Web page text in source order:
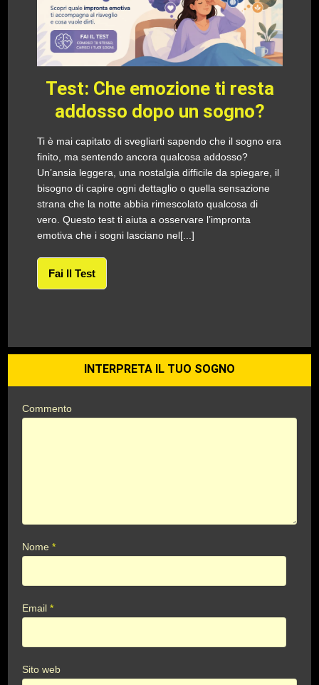
Test: Che emozione ti resta
addosso dopo un sogno?
Ti è mai capitato di svegliarti sapendo che il sogno era
finito, ma sentendo ancora qualcosa addosso?
Un’ansia leggera, una nostalgia difficile da spiegare, il
bisogno di capire ogni dettaglio o quella sensazione
strana che la notte abbia rimescolato qualcosa di
vero. Questo test ti aiuta a osservare l’impronta
emotiva che i sogni lasciano nel[...]
Fai Il Test
INTERPRETA IL TUO SOGNO
Commento
Nome*
Email*
Sito web